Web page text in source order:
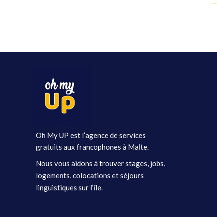
Oh My UP est l’agence de services
gratuits aux francophones à Malte.
Nous vous aidons à trouver stages, jobs,
logements, colocations et séjours
linguistiques sur l’île.